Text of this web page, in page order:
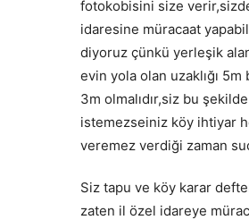
fotokobisini size
idaresine müracaat
diyoruz çünkü yerleşik
evin yola olan uzaklığı 5m
3m olmalıdır,siz bu
istemezseiniz köy ihtiyar
veremez verdiği zaman
Siz tapu ve köy karar
zaten il özel idareye